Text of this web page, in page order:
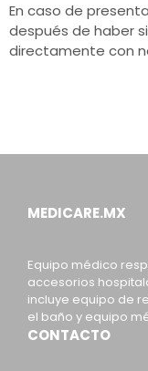
En caso de
después de haber
directamente con
MEDICARE.MX
Equipo médico
accesorios
incluye equipo de
el baño y equipo
CONTACTO